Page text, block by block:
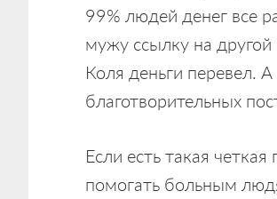
99% людей денег все
мужу ссылку на
Коля деньги перевел.
благотворительных
Если есть такая
помогать больным